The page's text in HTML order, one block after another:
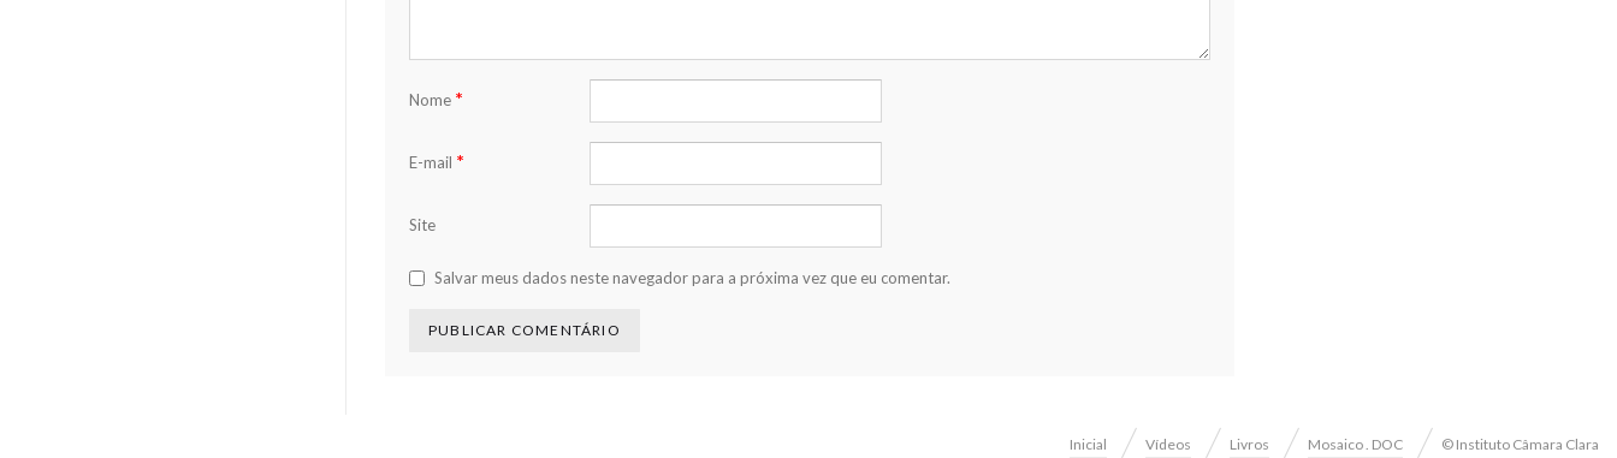
Nome *
E-mail *
Site
Salvar meus dados neste navegador para a próxima vez que eu comentar.
Inicial Vídeos Livros Mosaico . DOC © Instituto Câmara Clara